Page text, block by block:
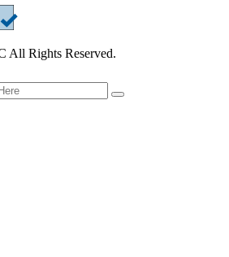
All Rights Reserved.